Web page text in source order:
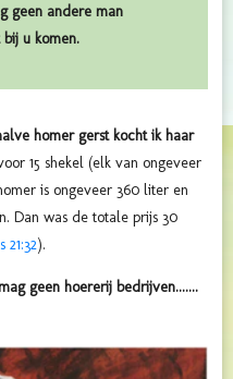
geen andere man
u komen.
homer gerst kocht ik haar
15 shekel (elk van ongeveer
is ongeveer 360 liter en
Dan was de totale prijs 30
21:32).
geen hoererij bedrijven.......